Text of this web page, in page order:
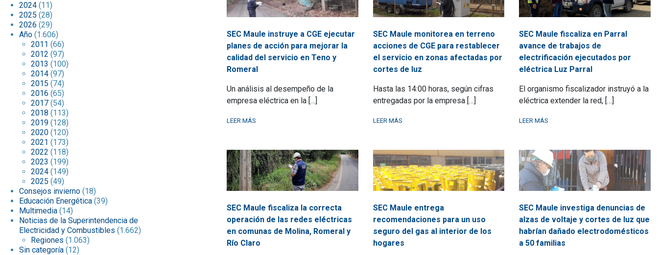
2024 (11)
2025 (28)
2026 (29)
Año (1.606)
2011 (66)
2012 (97)
2013 (100)
2014 (97)
2015 (74)
2016 (65)
2017 (54)
2018 (113)
2019 (128)
2020 (120)
2021 (173)
2022 (118)
2023 (199)
2024 (149)
2025 (49)
Consejos invierno (18)
Educación Energética (39)
Multimedia (14)
Noticias de la Superintendencia de
Electricidad y Combustibles (1.662)
Regiones (1.063)
Sin categoría (12)
SEC Maule instruye a CGE ejecutar
planes de acción para mejorar la
calidad del servicio en Teno y
Romeral
Un análisis al desempeño de la
empresa eléctrica en la […]
LEER MÁS
SEC Maule monitorea en terreno
acciones de CGE para restablecer
el servicio en zonas afectadas por
cortes de luz
Hasta las 14:00 horas, según cifras
entregadas por la empresa […]
LEER MÁS
SEC Maule fiscaliza en Parral
avance de trabajos de
electrificación ejecutados por
eléctrica Luz Parral
El organismo fiscalizador instruyó a la
eléctrica extender la red, […]
LEER MÁS
SEC Maule fiscaliza la correcta
operación de las redes eléctricas
en comunas de Molina, Romeral y
Río Claro
SEC Maule entrega
recomendaciones para un uso
seguro del gas al interior de los
hogares
SEC Maule investiga denuncias de
alzas de voltaje y cortes de luz que
habrían dañado electrodomésticos
a 50 familias